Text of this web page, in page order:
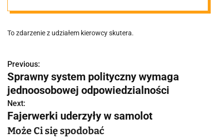
To zdarzenie z udziałem kierowcy skutera.
N
a
w
i
Previous:
Sprawny system polityczny wymaga
jednoosobowej odpowiedzialności
Next:
Fajerwerki uderzyły w samolot
Może Ci się spodobać